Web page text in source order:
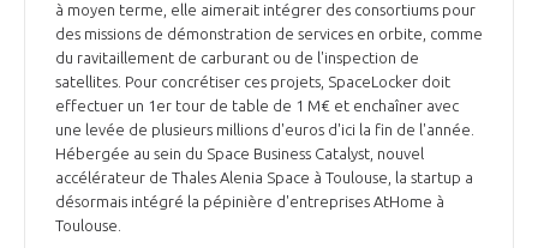
à moyen terme, elle aimerait intégrer des consortiums pour
des missions de démonstration de services en orbite, comme
du ravitaillement de carburant ou de l'inspection de
satellites. Pour concrétiser ces projets, SpaceLocker doit
effectuer un 1er tour de table de 1 M€ et enchaîner avec
une levée de plusieurs millions d'euros d'ici la fin de l'année.
Hébergée au sein du Space Business Catalyst, nouvel
accélérateur de Thales Alenia Space à Toulouse, la startup a
désormais intégré la pépinière d'entreprises AtHome à
Toulouse.